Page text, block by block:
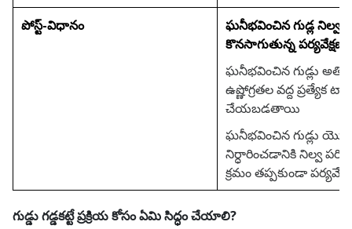
పోస్ట్-విధానం
ఘనీభవించిన గుడ్ల నిల్వ
కొనసాగుతున్న పర్యవేక్షణ
ఘనీభవించిన గుడ్లు అతి
ఉష్ణోగ్రతల వద్ద ప్రత్యేక
చేయబడతాయి
ఘనీభవించిన గుడ్లు
నిర్ధారించడానికి నిల్వ
క్రమం తప్పకుండా
గుడ్డు గడ్డకట్టే ప్రక్రియ కోసం ఏమి సిద్ధం చేయాలి?